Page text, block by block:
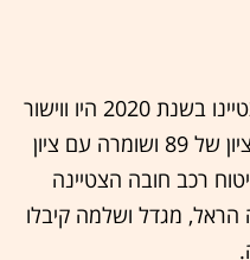
בביטוח רכב חובה החברות שהצטיינו בשנת 2020 היו ווישור
עם ציון כולל של 91, ליברה עם ציון של 89 ושומרה עם ציון
רכב חובה הצטיינה
של 86. לעומתה הראל, מגדל ושלמה קיבלו